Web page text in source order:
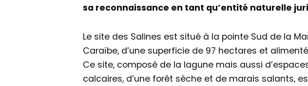
sa reconnaissance en tant qu’entité naturelle
Le site des Salines est situé à la pointe Sud de la
Caraïbe, d’une superficie de 97 hectares et
Ce site, composé de la lagune mais aussi
calcaires, d’une forêt sèche et de marais salants,